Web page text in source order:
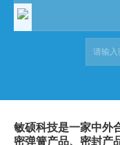
敏硕科技是一家中外
密弹簧产品、密封产